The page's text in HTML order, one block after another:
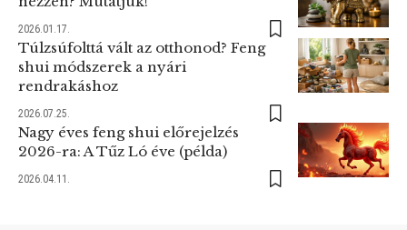
2026.01.17.
Túlzsúfolttá vált az otthonod? Feng
shui módszerek a nyári
rendrakáshoz
2026.07.25.
Nagy éves feng shui előrejelzés
2026-ra: A Tűz Ló éve (példa)
2026.04.11.